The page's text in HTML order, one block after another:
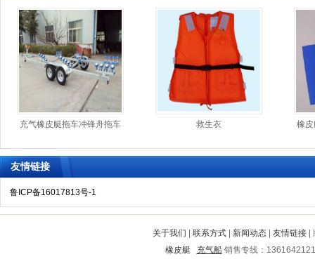
海南
充气橡皮艇拖车冲锋舟拖车 救生衣 橡
友情链接
鲁ICP备16017813号-1
关于我们 联系方式 新闻动态 友情链接
橡皮艇
充气船 销售专线：